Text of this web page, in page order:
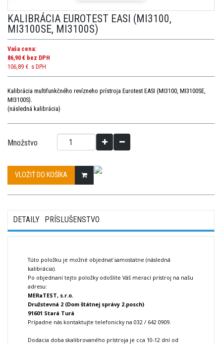
KALIBRÁCIA EUROTEST EASI (MI3100,
MI3100SE, MI3100S)
Vaša cena:
86,90 € bez DPH
106,89 € s DPH
Kalibrácia multifunkčného revízneho prístroja Eurotest EASI (MI3100, MI3100SE,
MI3100S).
(následná kalibrácia)
Množstvo
VLOŽIŤ DO KOŠÍKA
DETAILY PRÍSLUŠENSTVO
Túto položku je možné objednať samostatne (následná
kalibrácia).
Po objednaní tejto položky odošlite Váš merací prístroj na našu
adresu:
MERaTEST, s.r.o.
Družstevná 2 (Dom štátnej správy 2.posch)
91601 Stará Turá
Prípadne nás kontaktujte telefonicky na 032 / 642 0909.
Dodacia doba skalibrovaného prístroja je cca 10-12 dní od